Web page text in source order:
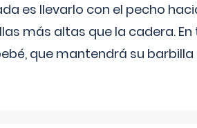
es llevarlo con el pecho
más altas que la cadera.
que mantendrá su